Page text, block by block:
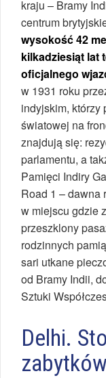
kraju – Bramy
centrum
wysokość 42
kilkadziesiąt lat
oficjalnego
w 1931 roku
indyjskim,
światowej na
znajdują się:
parlamentu, a
Pamięci Indiry
Road 1 – dawna
w miejscu gdzie
przeszklony
rodzinnych
sari utkane
od Bramy Indii,
Sztuki
Delhi.
zabytków